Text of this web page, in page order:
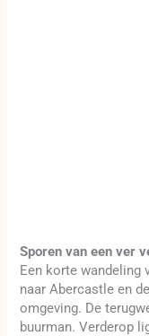
Sporen van een ver
Een korte wandeling
naar Abercastle en
omgeving. De
buurman. Verderop